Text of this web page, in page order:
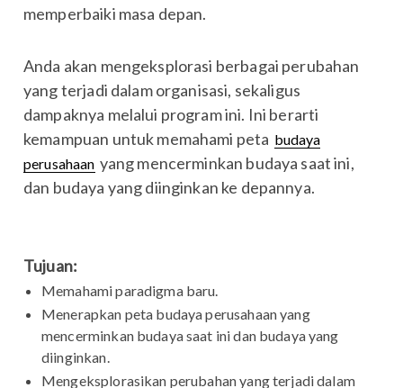
memperbaiki masa depan.
Anda akan mengeksplorasi berbagai perubahan
yang terjadi dalam organisasi, sekaligus
dampaknya melalui program ini. Ini berarti
kemampuan untuk memahami peta budaya
perusahaan yang mencerminkan budaya saat ini,
dan budaya yang diinginkan ke depannya.
Tujuan:
Memahami paradigma baru.
Menerapkan peta budaya perusahaan yang
mencerminkan budaya saat ini dan budaya yang
diinginkan.
Mengeksplorasikan perubahan yang terjadi dalam